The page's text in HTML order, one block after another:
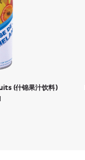
(什锦果汁饮料)